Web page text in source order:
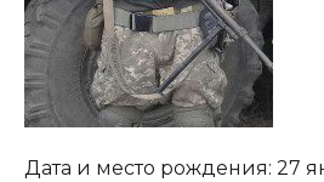
Дата и место рождения: 27